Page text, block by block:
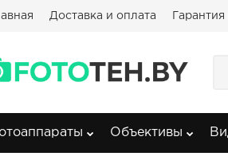
Доставка и оплата
Объективы